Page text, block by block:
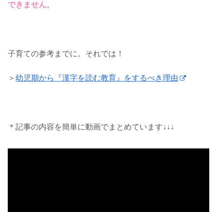
できません。
子育ての参考までに。それでは！
＞ 幼児期から『漢字を読む教育』をするべき理由
＊記事の内容を簡単に動画でまとめています↓↓↓